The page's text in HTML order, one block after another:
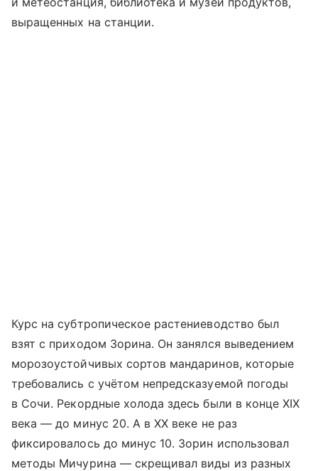
выращенных на станции.
Курс на субтропическое растениеводство был
взят с приходом Зорина. Он занялся выведением
морозоустойчивых сортов мандаринов, которые
требовались с учётом непредсказуемой погоды
в Сочи. Рекордные холода здесь были в конце XIX
века — до минус 20. А в XX веке не раз
фиксировалось до минус 10. Зорин использовал
методы Мичурина — скрещивал виды из разных